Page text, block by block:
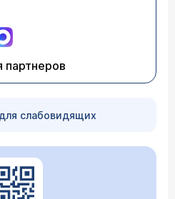
партнеров
слабовидящих